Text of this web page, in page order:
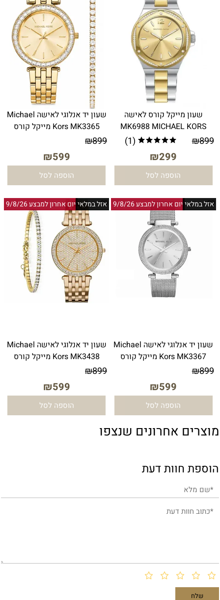
שעון מייקל קורס לאישה
MK6988 MICHAEL KORS
₪899
₪299
(1)
הוספה לסל
שעון יד אנלוגי לאישה Michael
Kors MK3365 מייקל קורס
₪899
₪599
הוספה לסל
יום אחרון למבצע 9/8/26אזל במלאי
שעון יד אנלוגי לאישה Michael
Kors MK3367 מייקל קורס
₪899
₪599
הוספה לסל
יום אחרון למבצע 9/8/26אזל במלאי
שעון יד ‏אנלוגי ‏לאישה Michael
Kors MK3438 מייקל קורס
₪899
₪599
הוספה לסל
מוצרים אחרונים שנצפו
הוספת חוות דעת